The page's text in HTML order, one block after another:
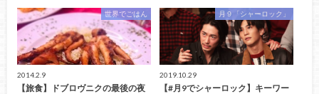
世界でごはん
2014.2.9
【旅食】ドブロヴニクの最後の夜
月９「シャーロック」
2019.10.29
【#月9でシャーロック】キーワー